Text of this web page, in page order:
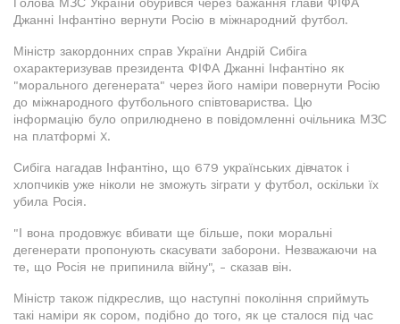
Голова МЗС України обурився через бажання глави ФІФА
Джанні Інфантіно вернути Росію в міжнародний футбол.
Міністр закордонних справ України Андрій Сибіга
охарактеризував президента ФІФА Джанні Інфантіно як
"морального дегенерата" через його наміри повернути Росію
до міжнародного футбольного співтовариства. Цю
інформацію було оприлюднено в повідомленні очільника МЗС
на платформі X.
Сибіга нагадав Інфантіно, що 679 українських дівчаток і
хлопчиків уже ніколи не зможуть зіграти у футбол, оскільки їх
убила Росія.
"І вона продовжує вбивати ще більше, поки моральні
дегенерати пропонують скасувати заборони. Незважаючи на
те, що Росія не припинила війну", - сказав він.
Міністр також підкреслив, що наступні покоління сприймуть
такі наміри як сором, подібно до того, як це сталося під час